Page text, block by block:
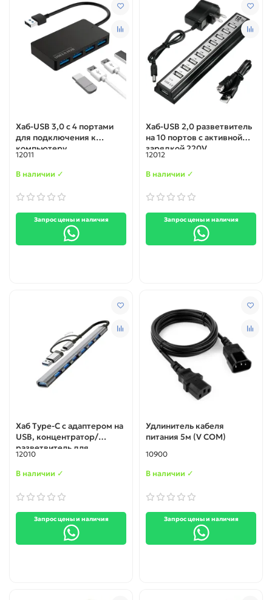
Хаб-USB 3,0 с 4 портами
для подключения к
компьютеру
12011
В наличии ✓
Запрос цены и наличия
Хаб-USB 2,0 разветвитель
на 10 портов с активной
зарядкой 220V
12012
В наличии ✓
Запрос цены и наличия
Хаб Type-C с адаптером на
USB, концентратор/
разветвитель для
ноутбука на 7 портов USB
(UH-04D). С поддержкой
12010
В наличии ✓
Запрос цены и наличия
Удлинитель кабеля
питания 5м (V COM)
10900
В наличии ✓
Запрос цены и наличия